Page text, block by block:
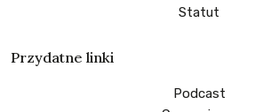
Statut
Przydatne linki
Podcast